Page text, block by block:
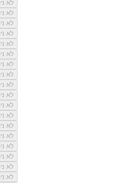
לא
לא
לא
לא
לא
לא
לא
לא
לא
לא
לא
לא
לא
לא
לא
לא
לא
לא